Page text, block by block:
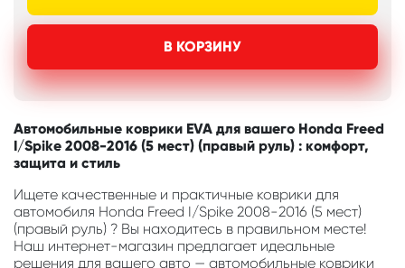
В КОРЗИНУ
Автомобильные коврики EVA для вашего Honda Freed
I/Spike 2008-2016 (5 мест) (правый руль) : комфорт,
защита и стиль
Ищете качественные и практичные коврики для
автомобиля Honda Freed I/Spike 2008-2016 (5 мест)
(правый руль) ? Вы находитесь в правильном месте!
Наш интернет-магазин предлагает идеальные
решения для вашего авто — автомобильные коврики